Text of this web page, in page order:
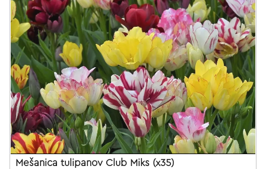
Mešanica tulipanov Club Miks (x35)